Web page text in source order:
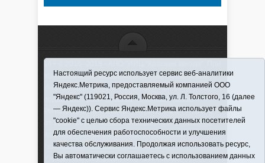
использовании материалов ссылка обязательна
Информационная лента выходит при финансовой
поддержке правительства Тюменской области
Регистрационный номер СМИ ЭЛ № ФС 77-66066
от 10.06. 2016 г. выдано Федеральной службой по
надзору в сфере связи, информационных
технологий и массовых коммуникаций.
Учредитель (соучредители) Автономная
Настоящий ресурс использует сервис веб-аналитики
Яндекс.Метрика, предоставляемый компанией ООО
"Яндекс" (119021, Россия, Москва, ул. Л. Толстого, 16 (далее
— Яндекс)). Сервис Яндекс.Метрика использует файлы
"cookie" с целью сбора технических данных посетителей
для обеспечения работоспособности и улучшения
качества обслуживания. Продолжая использовать ресурс,
Вы автоматически соглашаетесь с использованием данных